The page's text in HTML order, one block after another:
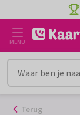
naar
inhoud
MENU
Terug